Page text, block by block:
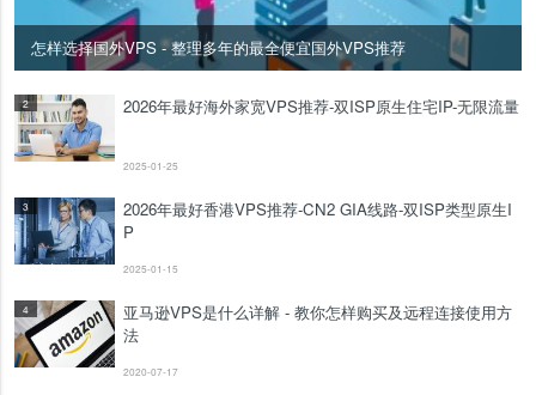
怎样选择国外VPS - 整理多年的最全便宜国外VPS推荐
2 2026年最好海外家宽VPS推荐-双ISP原生住宅IP-无限流量
2025-01-25
3
2026年最好香港VPS推荐-CN2 GIA线路-双ISP类型原生I
P
2025-01-15
4
亚马逊VPS是什么详解 - 教你怎样购买及远程连接使用方
法
2020-07-17